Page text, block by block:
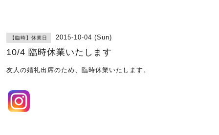
【臨時】休業日 2015-10-04 (Sun)
10/4 臨時休業いたします
友人の婚礼出席のため、臨時休業いたします。